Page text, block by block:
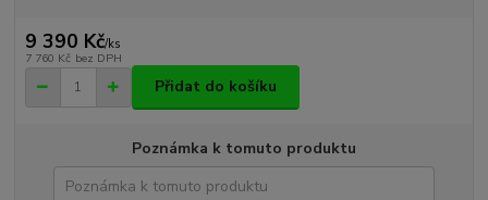
9 390 Kč/ks
7 760 Kč bez DPH
Přidat do košíku
Poznámka k tomuto produktu